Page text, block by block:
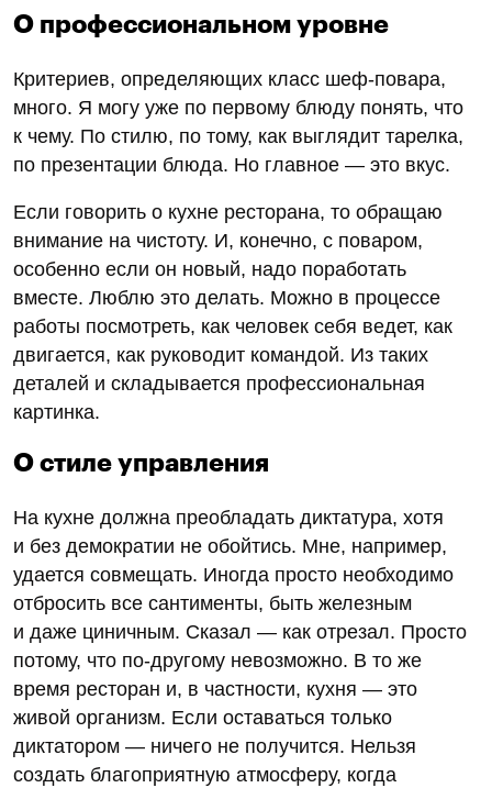
О профессиональном уровне
Критериев, определяющих класс шеф-повара,
много. Я могу уже по первому блюду понять, что
к чему. По стилю, по тому, как выглядит тарелка,
по презентации блюда. Но главное — это вкус.
Если говорить о кухне ресторана, то обращаю
внимание на чистоту. И, конечно, с поваром,
особенно если он новый, надо поработать
вместе. Люблю это делать. Можно в процессе
работы посмотреть, как человек себя ведет, как
двигается, как руководит командой. Из таких
деталей и складывается профессиональная
картинка.
О стиле управления
На кухне должна преобладать диктатура, хотя
и без демократии не обойтись. Мне, например,
удается совмещать. Иногда просто необходимо
отбросить все сантименты, быть железным
и даже циничным. Сказал — как отрезал. Просто
потому, что по-другому невозможно. В то же
время ресторан и, в частности, кухня — это
живой организм. Если оставаться только
диктатором — ничего не получится. Нельзя
создать благоприятную атмосферу, когда